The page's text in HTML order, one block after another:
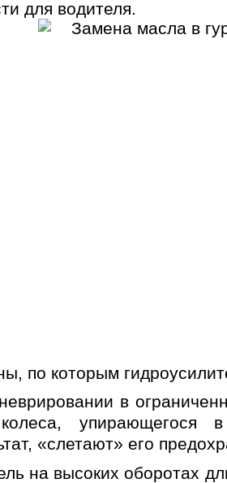
для водителя.
по которым
в
«слетают» его
на высоких оборотах